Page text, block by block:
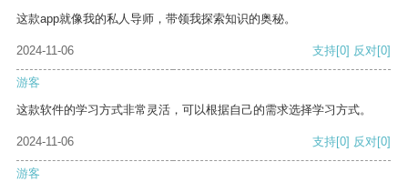
这款app就像我的私人导师，带领我探索知识的奥秘。
2024-11-06 支持[0] 反对[0]
游客
这款软件的学习方式非常灵活，可以根据自己的需求选择学习方式。
2024-11-06 支持[0] 反对[0]
游客